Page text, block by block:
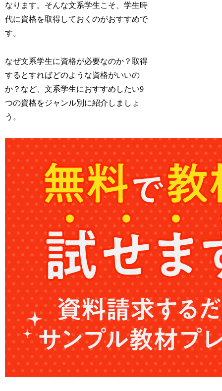
なります。そんな文系学生こそ、学生時
代に資格を取得しておくのがおすすめで
す。
なぜ文系学生に資格が必要なのか？取得
するとすればどのような資格がいいの
か？など、文系学生におすすめしたい9
つの資格をジャンル別に紹介しましょ
う。